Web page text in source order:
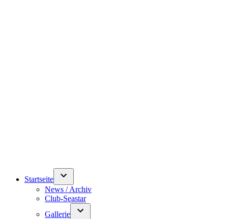
Startseite
News / Archiv
Club-Seastar
Gallerie